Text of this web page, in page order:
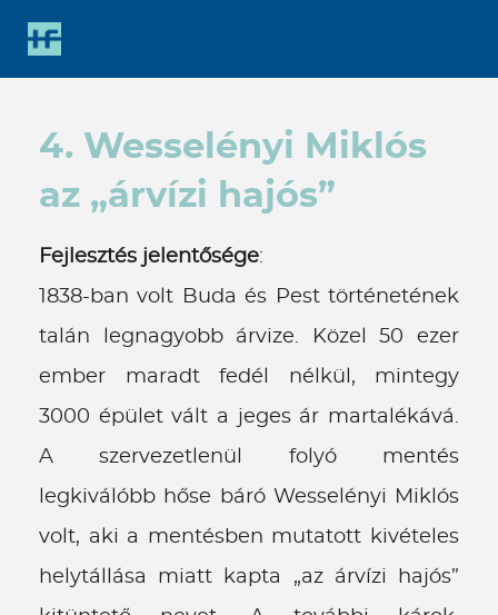
listája
Bejelentkezés:
4. Wesselényi Miklós
az „árvízi hajós”
Fejlesztés jelentősége:
1838-ban volt Buda és Pest történetének
talán legnagyobb árvize. Közel 50 ezer
ember maradt fedél nélkül, mintegy
3000 épület vált a jeges ár martalékává.
A szervezetlenül folyó mentés
legkiválóbb hőse báró Wesselényi Miklós
volt, aki a mentésben mutatott kivételes
helytállása miatt kapta „az árvízi hajós”